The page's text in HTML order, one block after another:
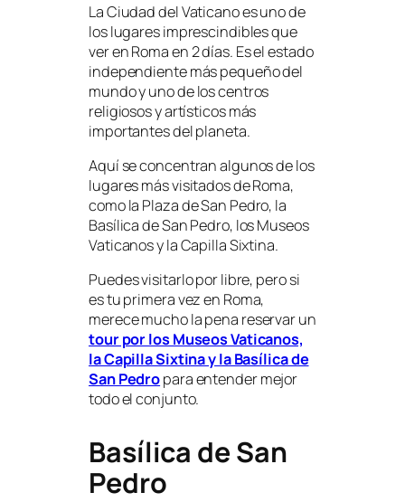
La Ciudad del Vaticano es uno de
los lugares imprescindibles que
ver en Roma en 2 días. Es el estado
independiente más pequeño del
mundo y uno de los centros
religiosos y artísticos más
importantes del planeta.
Aquí se concentran algunos de los
lugares más visitados de Roma,
como la Plaza de San Pedro, la
Basílica de San Pedro, los Museos
Vaticanos y la Capilla Sixtina.
Puedes visitarlo por libre, pero si
es tu primera vez en Roma,
merece mucho la pena reservar un
tour por los Museos Vaticanos,
la Capilla Sixtina y la Basílica de
San Pedropara entender mejor
todo el conjunto.
Basílica de San
Pedro